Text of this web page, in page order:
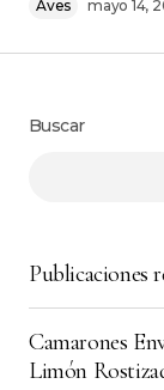
agosto 24, 2025
¡Qué
Se ve
Aves mayo 14,
Buscar
Publicaciones
Camarones
Limón